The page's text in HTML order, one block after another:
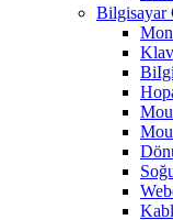
Bilgisayar